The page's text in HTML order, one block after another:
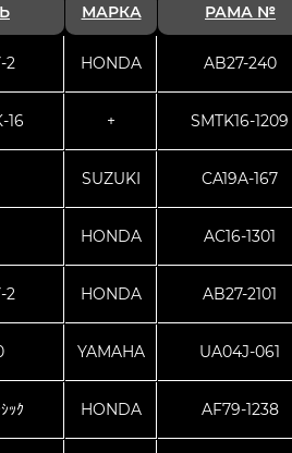
МАРКА РАМА №
2 HONDA AB27-240
16 + SMTK16-1209
SUZUKI CA19A-167
HONDA AC16-1301
2 HONDA AB27-2101
YAMAHA UA04J-061
ｯｸ HONDA AF79-1238